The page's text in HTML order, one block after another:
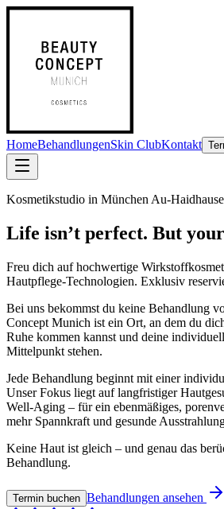
HomeBehandlungenSkin ClubKontakt
Kosmetikstudio in München Au-
Life isn’t perfect. But
Freu dich auf hochwertige
Hautpflege-Technologien. Exklusiv
Bei uns bekommst du keine Behandlung
Concept Munich ist ein Ort, an dem du
Ruhe kommen kannst und deine
Mittelpunkt stehen.
Jede Behandlung beginnt mit einer
Unser Fokus liegt auf langfristiger
Well-Aging – für ein ebenmäßiges,
mehr Spannkraft und gesunde
Keine Haut ist gleich – und genau das
Behandlung.
Termin buchen Behandlungen ansehen